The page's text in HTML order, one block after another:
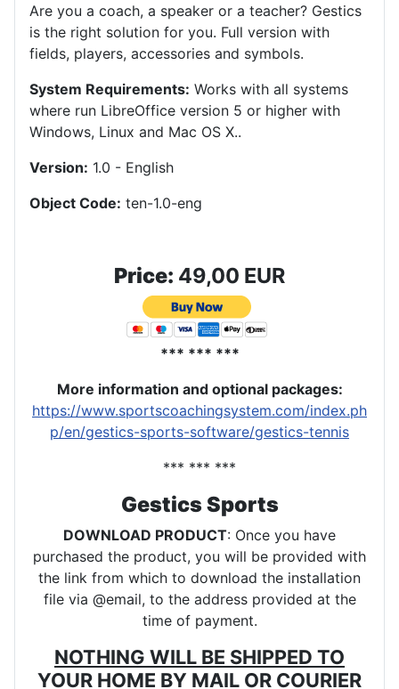
Are you a coach, a speaker or a teacher? Gestics
is the right solution for you. Full version with
fields, players, accessories and symbols.
System Requirements: Works with all systems
where run LibreOffice version 5 or higher with
Windows, Linux and Mac OS X..
Version: 1.0 - English
Object Code: ten-1.0-eng
Price: 49,00 EUR
*** *** ***
More information and optional packages:
https://www.sportscoachingsystem.com/index.ph
p/en/gestics-sports-software/gestics-tennis
*** *** ***
Gestics Sports
DOWNLOAD PRODUCT: Once you have
purchased the product, you will be provided with
the link from which to download the installation
file via @email, to the address provided at the
time of payment.
NOTHING WILL BE SHIPPED TO
YOUR HOME BY MAIL OR COURIER